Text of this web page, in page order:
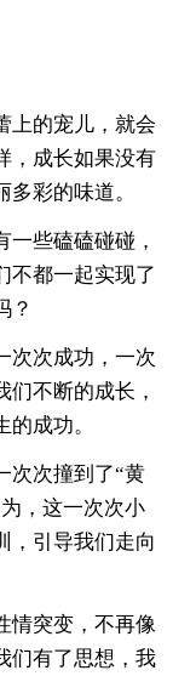
上的宠儿，就会
，成长如果没有
彩的味道。
些磕磕碰碰，
不都一起实现了
？
次次成功，一次
不断的成长，
成功。
次次撞到了“黄
，这一次次小
，引导我们走向
情突变，不再像
们有了思想，我